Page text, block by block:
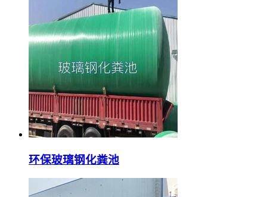
环保玻璃钢化粪池